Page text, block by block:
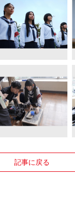
記事に戻る